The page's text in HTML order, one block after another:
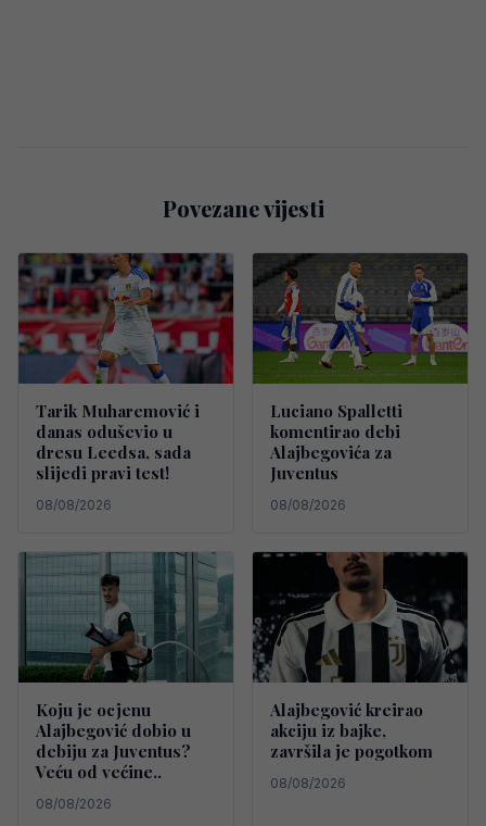
Povezane vijesti
Tarik Muharemović i
danas oduševio u
dresu Leedsa, sada
slijedi pravi test!
08/08/2026
Luciano Spalletti
komentirao debi
Alajbegovića za
Juventus
08/08/2026
Koju je ocjenu
Alajbegović dobio u
debiju za Juventus?
Veću od većine..
08/08/2026
Alajbegović kreirao
akciju iz bajke,
završila je pogotkom
08/08/2026